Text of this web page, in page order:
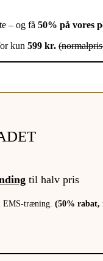
– og få 50% på vores
kun 599 kr.
til halv pris
træning. (50% rabat,